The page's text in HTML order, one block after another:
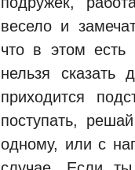
весело и
что в этом есть
нельзя сказать
приходится
поступать,
одному, или с